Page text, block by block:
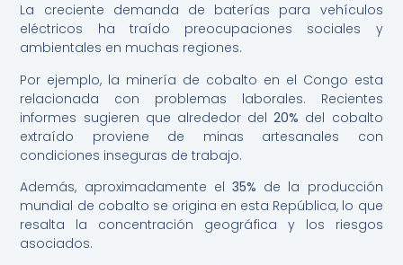
La creciente demanda de baterías para vehículos
eléctricos ha traído preocupaciones sociales y
ambientales en muchas regiones.
Por ejemplo, la minería de cobalto en el Congo esta
relacionada con problemas laborales. Recientes
informes sugieren que alrededor del20% del cobalto
extraído proviene de minas artesanales con
condiciones inseguras de trabajo.
Además, aproximadamente el 35% de la producción
mundial de cobalto se origina en esta República, lo que
resalta la concentración geográfica y los riesgos
asociados.